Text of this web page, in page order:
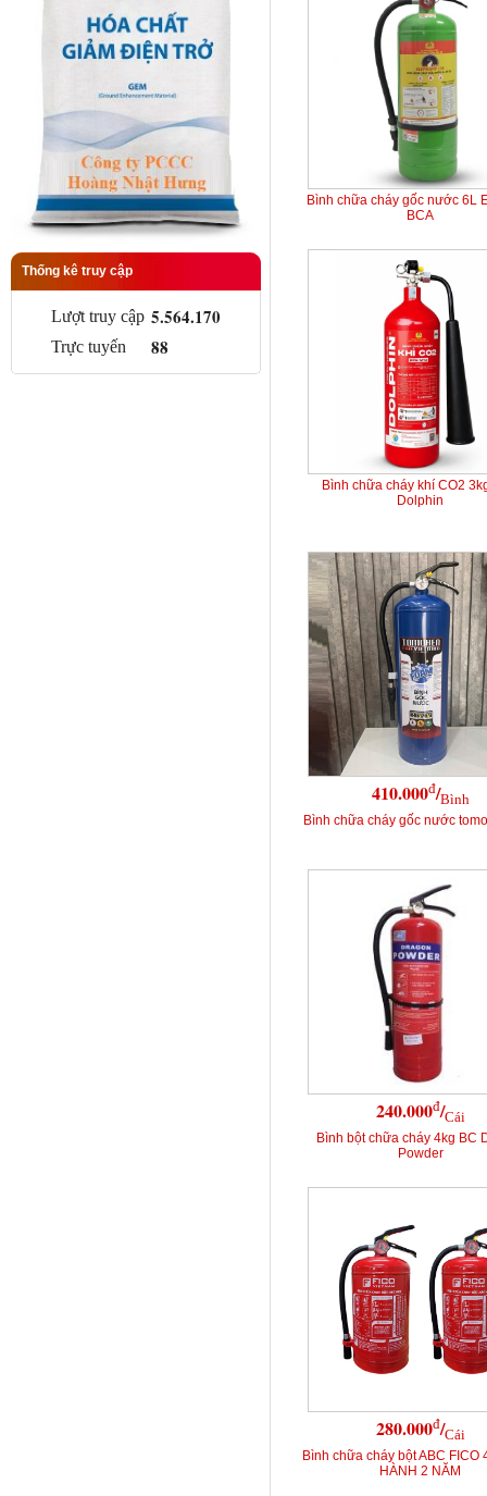
Thống kê truy cập
Lượt truy cập 5.564.170
Trực tuyến 88
Bình chữa cháy gốc nước 6L
BCA
Bình chữa cháy khí CO2
Dolphin
410.000đ/Bình
Bình chữa cháy gốc nước
240.000đ/Cái
Bình bột chữa cháy 4kg BC
Powder
280.000đ/Cái
Bình chữa cháy bột ABC FICO
HÀNH 2 NĂM